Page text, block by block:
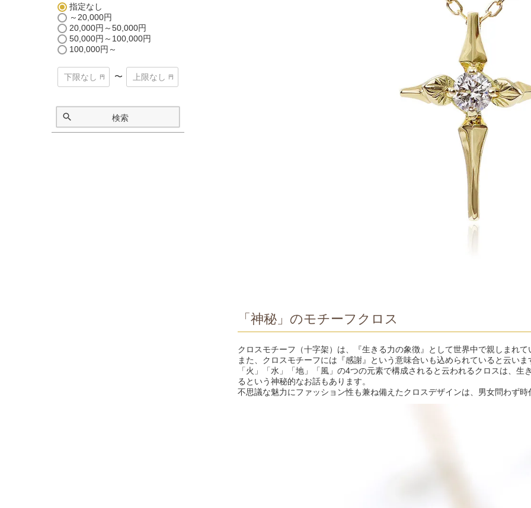
指定なし
～20,000円
20,000円～50,000円
50,000円～100,000円
100,000円～
〜
検索
「神秘」のモチーフクロス
クロスモチーフ（十字架）は、『生きる力の象徴』として世界中で親しまれ
また、クロスモチーフには『感謝』という意味合いも込められていると云いま
「火」「水」「地」「風」の4つの元素で構成されると云われるクロスは、
るという神秘的なお話もあります。
不思議な魅力にファッション性も兼ね備えたクロスデザインは、男女問わず